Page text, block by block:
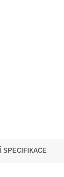
SPECIFIKACE